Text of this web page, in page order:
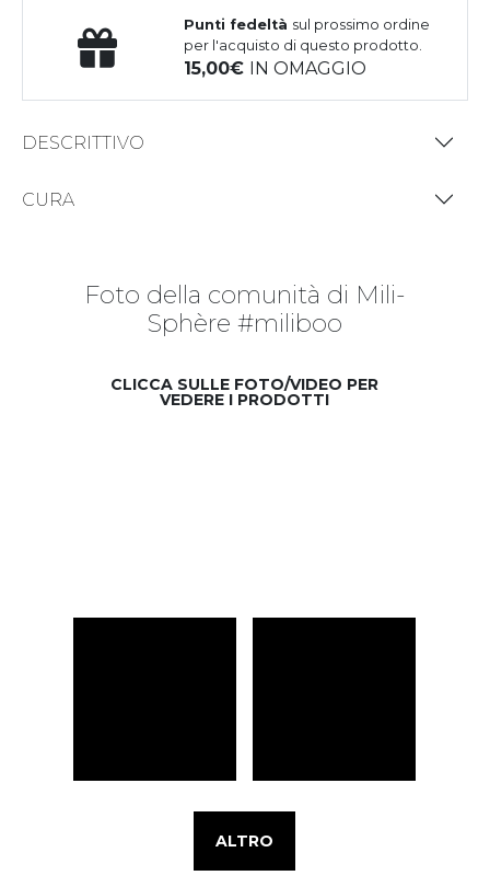
Punti fedeltà sul prossimo ordine
per l'acquisto di questo prodotto.
15,00 IN OMAGGIO
DESCRITTIVO
CURA
Foto della comunità di Mili-
Sphère #miliboo
CLICCA SULLE FOTO/VIDEO PER
VEDERE I PRODOTTI
ALTRO